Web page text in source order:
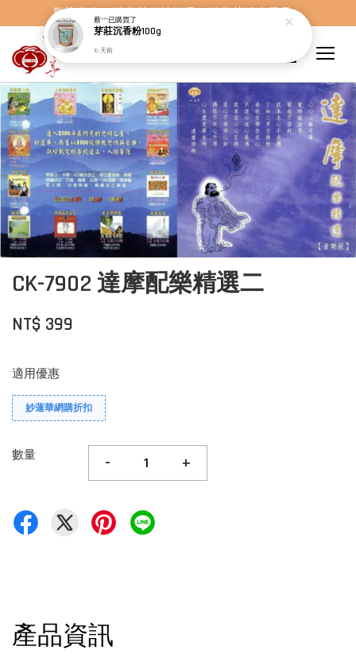
歡迎蒞臨，妙蓮華奇楠沉香，妙蓮華佛事用品。
CK-7902 達摩配樂精選二
NT$ 399
適用優惠
妙蓮華網購折扣
數量 - +
產品資訊
蔡***已購買了
芽莊沉香粉100g
16 天前